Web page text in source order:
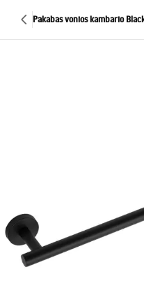
Pakabas vonios kambario